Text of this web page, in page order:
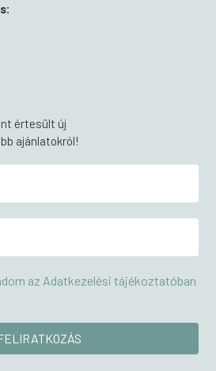
értesült új
ajánlatokról!
az Adatkezelési tájékoztatóban